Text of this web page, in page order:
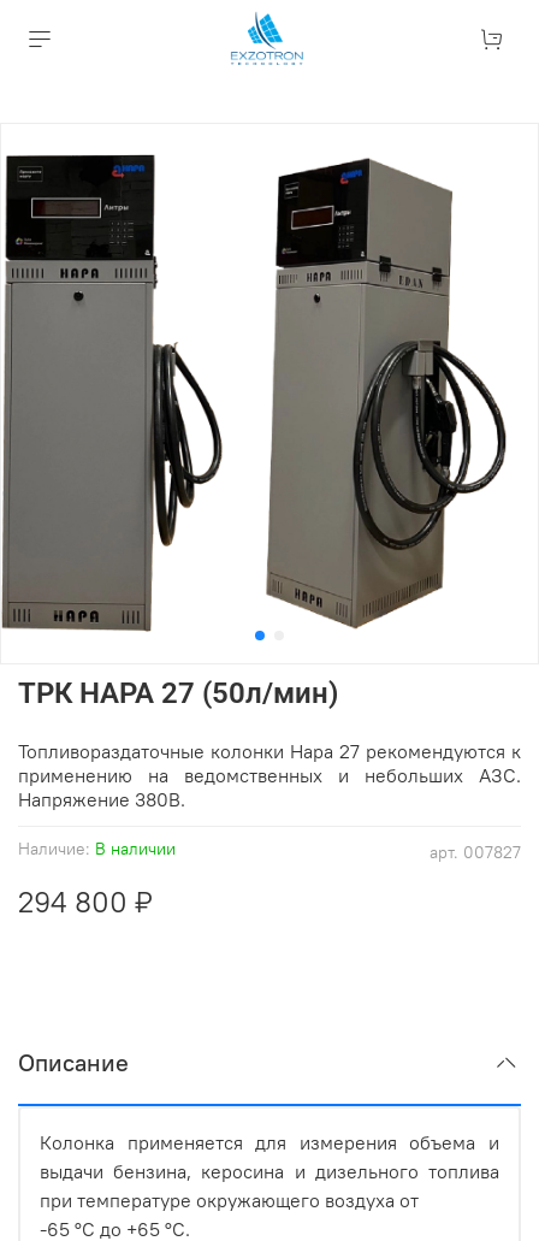
арт. 007827
Наличие: В наличии
ТРК НАРА 27 (50л/мин)
294 800 ₽
Топливораздаточные колонки Нара 27 рекомендуются к
применению на ведомственных и небольших АЗС.
Напряжение 380В.
Описание
Колонка применяется для измерения объема и
выдачи бензина, керосина и дизельного топлива
при температуре окружающего воздуха от
-65 °С до +65 °С.